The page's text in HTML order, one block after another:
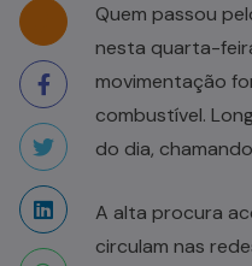
Quem passou
nesta quarta-
movimentação
combustível.
do dia,
A alta procura
circulam nas